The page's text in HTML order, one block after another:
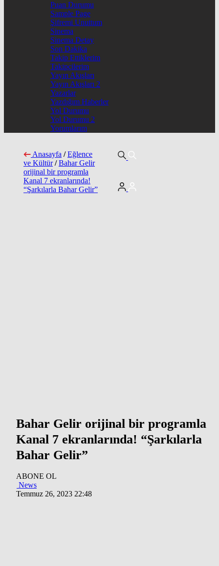
Puan Durumu
Sample Page
Şifremi Unuttum
Sinema
Sinema Detay
Son Dakika
Takip Ettiklerim
Takipçilerim
Yayın Akışları
Yayın Akışları 2
Yazarlar
Yazdığım Haberler
Yol Durumu
Yol Durumu 2
Yorumlarım
Anasayfa / Eğlence
ve Kültür / Bahar Gelir
orijinal bir programla
Kanal 7 ekranlarında!
“Şarkılarla Bahar Gelir”
Bahar Gelir orijinal bir programla
Kanal 7 ekranlarında! “Şarkılarla
Bahar Gelir”
ABONE OL
News
Temmuz 26, 2023 22:48